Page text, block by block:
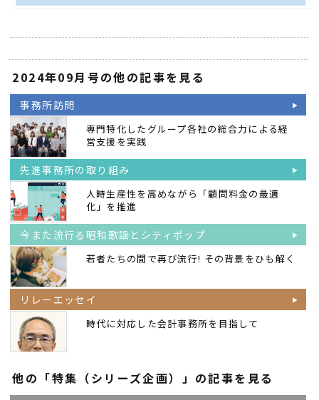
2024年09月号の他の記事を見る
事務所訪問
専門特化したグループ各社の総合力による経
営支援を実践
先進事務所の取り組み
人時生産性を高めながら「顧問料金の最適
化」を推進
今また流行る昭和歌謡とシティポップ
若者たちの間で再び流行! その背景をひも解く
リレーエッセイ
時代に対応した会計事務所を目指して
他の「特集（シリーズ企画）」の記事を見る